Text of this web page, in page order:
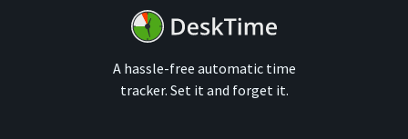
A hassle-free automatic time
tracker. Set it and forget it.